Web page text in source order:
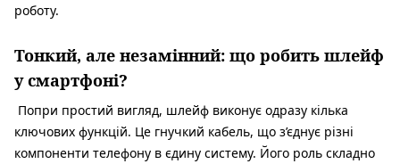
роботу.
Тонкий, але незамінний: що робить шлейф
у смартфоні?
Попри простий вигляд, шлейф виконує одразу кілька
ключових функцій. Це гнучкий кабель, що з’єднує різні
компоненти телефону в єдину систему. Його роль складно